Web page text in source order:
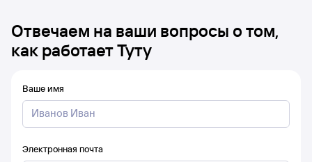
Отвечаем на ваши вопросы о том,
как работает Туту
Ваше имя
Электронная почта